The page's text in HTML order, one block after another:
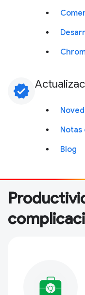
verified
Notas
Blog